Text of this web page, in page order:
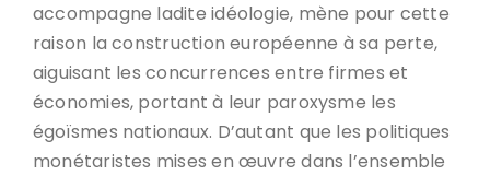
accompagne ladite idéologie, mène pour cette
raison la construction européenne à sa perte,
aiguisant les concurrences entre firmes et
économies, portant à leur paroxysme les
égoïsmes nationaux. D’autant que les politiques
monétaristes mises en œuvre dans l’ensemble